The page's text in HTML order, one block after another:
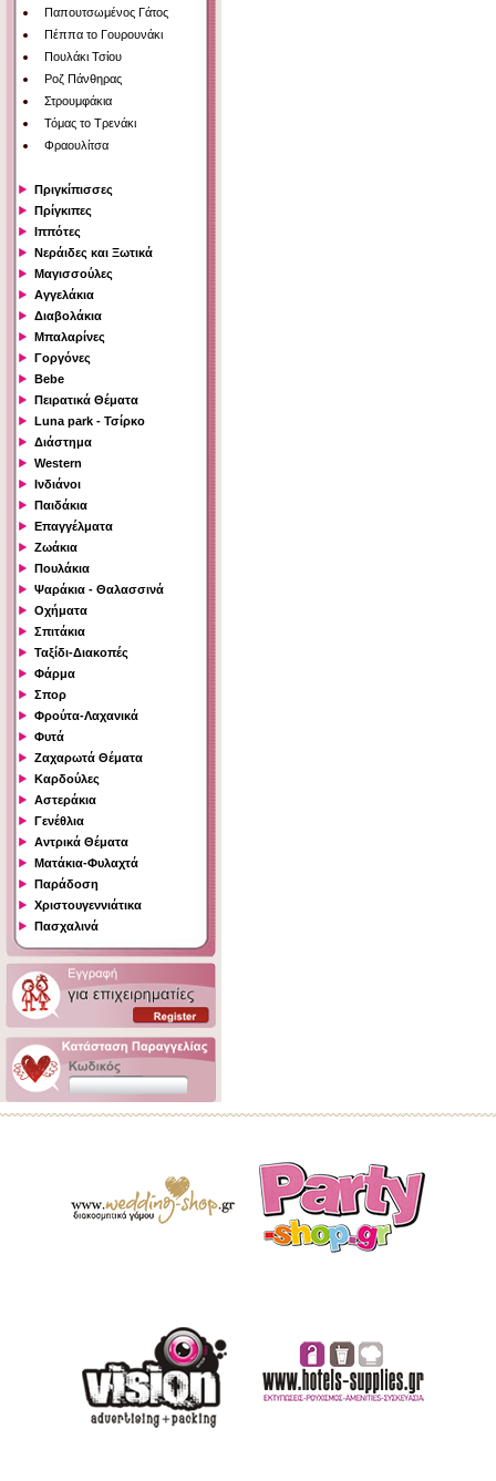
Παπουτσωμένος Γάτος
Πέππα το Γουρουνάκι
Πουλάκι Τσίου
Ροζ Πάνθηρας
Στρουμφάκια
Τόμας το Τρενάκι
Φραουλίτσα
Πριγκίπισσες
Πρίγκιπες
Ιππότες
Νεράιδες και Ξωτικά
Μαγισσούλες
Αγγελάκια
Διαβολάκια
Μπαλαρίνες
Γοργόνες
Bebe
Πειρατικά Θέματα
Luna park - Τσίρκο
Διάστημα
Western
Ινδιάνοι
Παιδάκια
Επαγγέλματα
Ζωάκια
Πουλάκια
Ψαράκια - Θαλασσινά
Οχήματα
Σπιτάκια
Ταξίδι-Διακοπές
Φάρμα
Σπορ
Φρούτα-Λαχανικά
Φυτά
Ζαχαρωτά Θέματα
Καρδούλες
Αστεράκια
Γενέθλια
Αντρικά Θέματα
Ματάκια-Φυλαχτά
Παράδοση
Χριστουγεννιάτικα
Πασχαλινά